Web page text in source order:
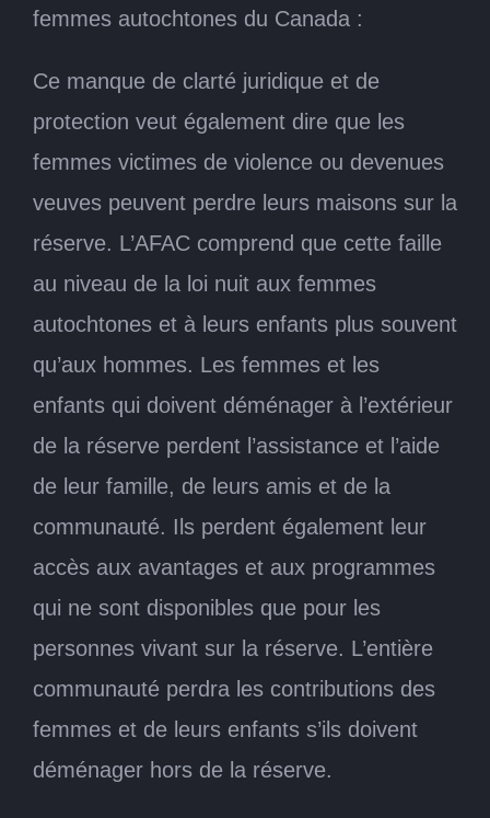
femmes autochtones du Canada :
Ce manque de clarté juridique et de
protection veut également dire que les
femmes victimes de violence ou devenues
veuves peuvent perdre leurs maisons sur la
réserve. L’AFAC comprend que cette faille
au niveau de la loi nuit aux femmes
autochtones et à leurs enfants plus souvent
qu’aux hommes. Les femmes et les
enfants qui doivent déménager à l’extérieur
de la réserve perdent l’assistance et l’aide
de leur famille, de leurs amis et de la
communauté. Ils perdent également leur
accès aux avantages et aux programmes
qui ne sont disponibles que pour les
personnes vivant sur la réserve. L’entière
communauté perdra les contributions des
femmes et de leurs enfants s’ils doivent
déménager hors de la réserve.